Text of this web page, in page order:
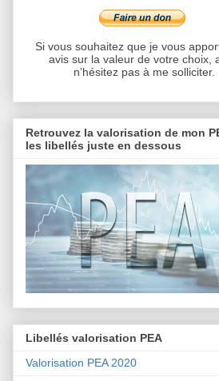
Si vous souhaitez que je vous
avis sur la valeur de votre choix,
n’hésitez pas à me solliciter.
Retrouvez la valorisation de mon
les libellés juste en dessous
Libellés valorisation PEA
Valorisation PEA 2020